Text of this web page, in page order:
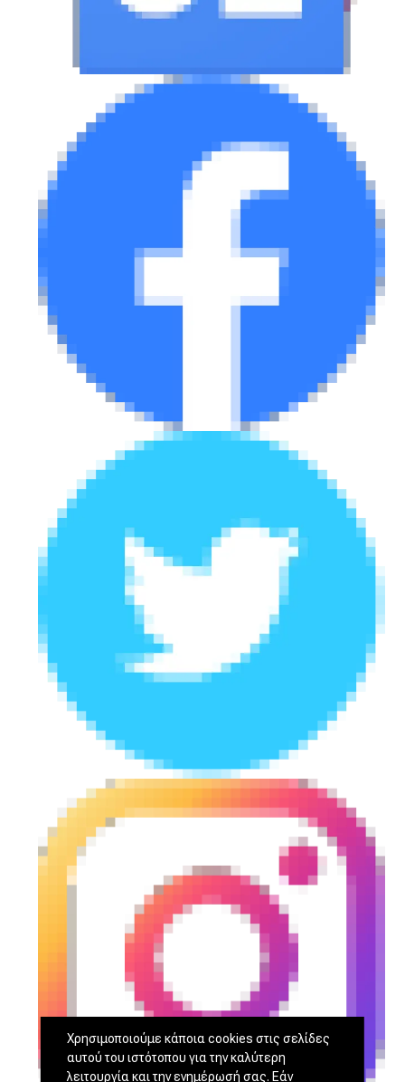
Χρησιμοποιούμε κάποια cookies στις σελίδες
αυτού του ιστότοπου για την καλύτερη
λειτουργία και την ενημέρωσή σας. Εάν